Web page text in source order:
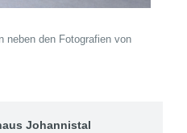
neben den Fotografien von
Johannistal